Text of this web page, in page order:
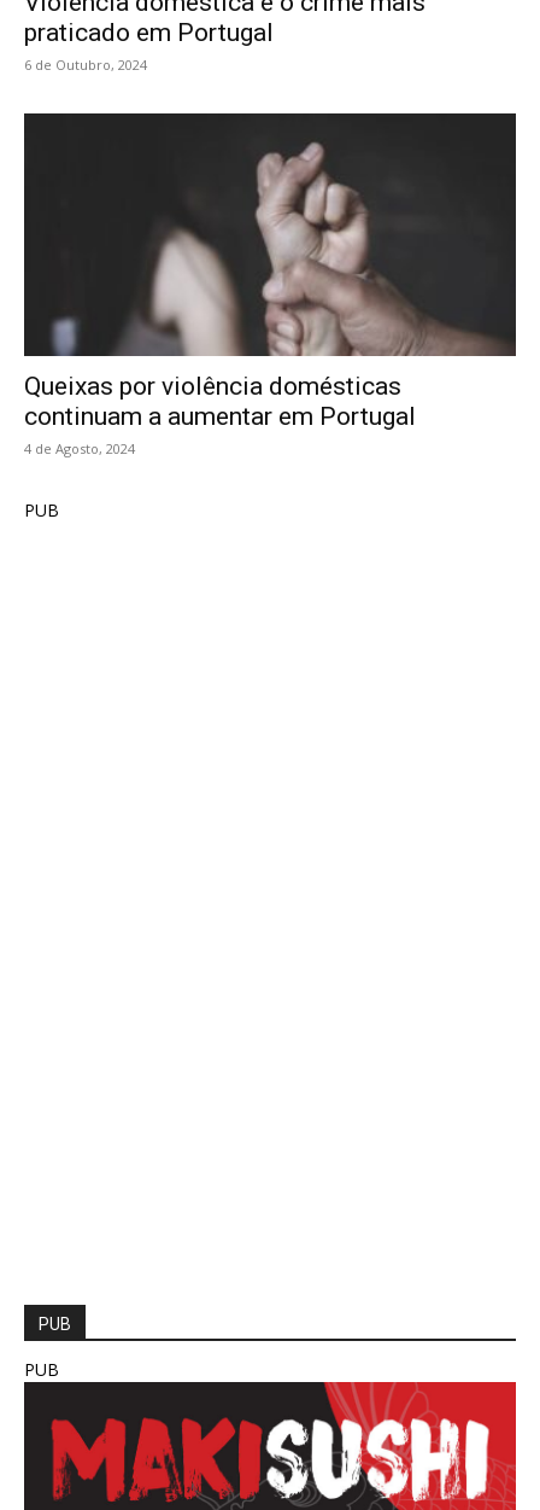
praticado em Portugal
6 de Outubro, 2024
Queixas por violência domésticas
continuam a aumentar em Portugal
4 de Agosto, 2024
PUB
PUB
PUB